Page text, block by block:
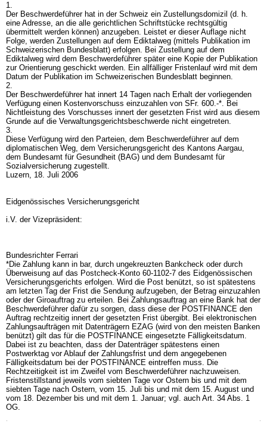
1.
Der Beschwerdeführer hat in der Schweiz ein Zustellungsdomizil (d. h.
eine Adresse, an die alle gerichtlichen Schriftstücke rechtsgültig
übermittelt werden können) anzugeben. Leistet er dieser Auflage nicht
Folge, werden Zustellungen auf dem Ediktalweg (mittels Publikation im
Schweizerischen Bundesblatt) erfolgen. Bei Zustellung auf dem
Ediktalweg wird dem Beschwerdeführer später eine Kopie der Publikation
zur Orientierung geschickt werden. Ein allfälliger Fristenlauf wird mit dem
Datum der Publikation im Schweizerischen Bundesblatt beginnen.
2.
Der Beschwerdeführer hat innert 14 Tagen nach Erhalt der vorliegenden
Verfügung einen Kostenvorschuss einzuzahlen von SFr. 600.-*. Bei
Nichtleistung des Vorschusses innert der gesetzten Frist wird aus diesem
Grunde auf die Verwaltungsgerichtsbeschwerde nicht eingetreten.
3.
Diese Verfügung wird den Parteien, dem Beschwerdeführer auf dem
diplomatischen Weg, dem Versicherungsgericht des Kantons Aargau,
dem Bundesamt für Gesundheit (BAG) und dem Bundesamt für
Sozialversicherung zugestellt.
Luzern, 18. Juli 2006
Eidgenössisches Versicherungsgericht
i.V. der Vizepräsident:
Bundesrichter Ferrari
*Die Zahlung kann in bar, durch ungekreuzten Bankcheck oder durch
Überweisung auf das Postcheck-Konto 60-1102-7 des Eidgenössischen
Versicherungsgerichts erfolgen. Wird die Post benützt, so ist spätestens
am letzten Tag der Frist die Sendung aufzugeben, der Betrag einzuzahlen
oder der Giroauftrag zu erteilen. Bei Zahlungsauftrag an eine Bank hat der
Beschwerdeführer dafür zu sorgen, dass diese der POSTFINANCE den
Auftrag rechtzeitig innert der gesetzten Frist übergibt. Bei elektronischen
Zahlungsaufträgen mit Datenträgern EZAG (wird von den meisten Banken
benützt) gilt das für die POSTFINANCE eingesetzte Fälligkeitsdatum.
Dabei ist zu beachten, dass der Datenträger spätestens einen
Postwerktag vor Ablauf der Zahlungsfrist und dem angegebenen
Fälligkeitsdatum bei der POSTFINANCE eintreffen muss. Die
Rechtzeitigkeit ist im Zweifel vom Beschwerdeführer nachzuweisen.
Fristenstillstand jeweils vom siebten Tage vor Ostern bis und mit dem
siebten Tage nach Ostern, vom 15. Juli bis und mit dem 15. August und
vom 18. Dezember bis und mit dem 1. Januar; vgl. auch Art. 34 Abs. 1
OG.